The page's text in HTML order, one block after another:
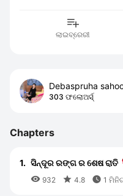
ଲାଇବ୍ରେରୀ
Debaspruha
303 ଫଲୋଅର୍ସ୍
Chapters
1. ସିନ୍ଦୂର ରଙ୍ଗ ର ଶେଷ ରାତି
 932  4.8  1